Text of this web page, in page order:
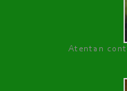
Atentan